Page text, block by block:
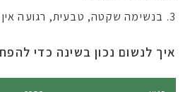
בנשימה שקטה, טבעית, רגועה אין
איך לנשום נכון בשינה כדי